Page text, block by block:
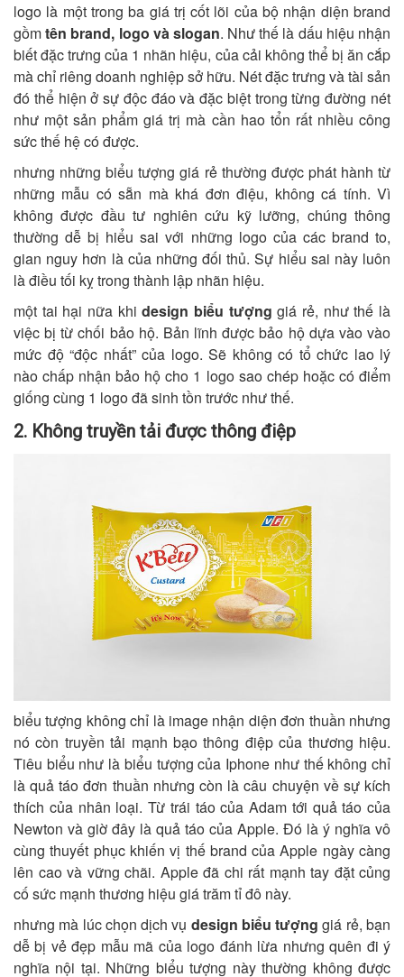
logo là một trong ba giá trị cốt lõi của bộ nhận diện brand
gồmtên brand, logo và slogan. Như thế là dấu hiệu nhận
biết đặc trưng của 1 nhãn hiệu, của cải không thể bị ăn cắp
mà chỉ riêng doanh nghiệp sở hữu. Nét đặc trưng và tài sản
đó thể hiện ở sự độc đáo và đặc biệt trong từng đường nét
như một sản phẩm giá trị mà cần hao tổn rất nhiều công
sức thế hệ có được.
nhưng những biểu tượng giá rẻ thường được phát hành từ
những mẫu có sẵn mà khá đơn điệu, không cá tính. Vì
không được đầu tư nghiên cứu kỹ lưỡng, chúng thông
thường dễ bị hiểu sai với những logo của các brand to,
gian nguy hơn là của những đối thủ. Sự hiểu sai này luôn
là điều tối kỵ trong thành lập nhãn hiệu.
một tai hại nữa khidesign biểu tượng giá rẻ, như thế là
việc bị từ chối bảo hộ. Bản lĩnh được bảo hộ dựa vào vào
mức độ “độc nhất” của logo. Sẽ không có tổ chức lao lý
nào chấp nhận bảo hộ cho 1 logo sao chép hoặc có điểm
giống cùng 1 logo đã sinh tồn trước như thế.
2. Không truyền tải được thông điệp
biểu tượng không chỉ là image nhận diện đơn thuần nhưng
nó còn truyền tải mạnh bạo thông điệp của thương hiệu.
Tiêu biểu như là biểu tượng của Iphone như thế không chỉ
là quả táo đơn thuần nhưng còn là câu chuyện về sự kích
thích của nhân loại. Từ trái táo của Adam tới quả táo của
Newton và giờ đây là quả táo của Apple. Đó là ý nghĩa vô
cùng thuyết phục khiến vị thế brand của Apple ngày càng
lên cao và vững chãi. Apple đã chi rất mạnh tay đặt củng
cố sức mạnh thương hiệu giá trăm tỉ đô này.
nhưng mà lúc chọn dịch vụ design biểu tượng giá rẻ, bạn
dễ bị vẻ đẹp mẫu mã của logo đánh lừa nhưng quên đi ý
nghĩa nội tại. Những biểu tượng này thường không được